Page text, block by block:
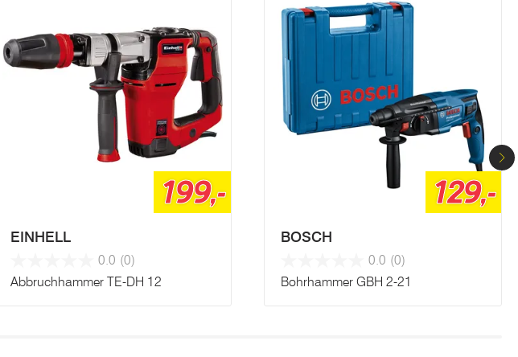
199,-
EINHELL
0.0 (0)
Abbruchhammer TE-DH 12
129,-
BOSCH
0.0 (0)
Bohrhammer GBH 2-21